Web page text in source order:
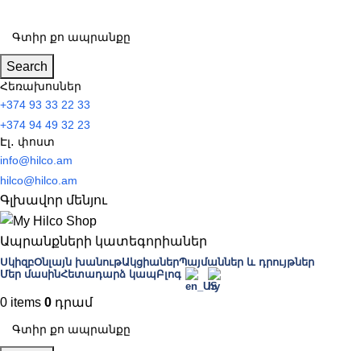
Search
Հեռախոսներ
+374 93 33 22 33
+374 94 49 32 23
Էլ․ փոստ
info@hilco.am
hilco@hilco.am
Գլխավոր մենյու
Ապրանքների կատեգորիաներ
ՍկիզբՕնլայն խանութԱկցիաներՊայմաններ և դրույթներ
Մեր մասինՀետադարձ կապԲլոգ
0 items 0